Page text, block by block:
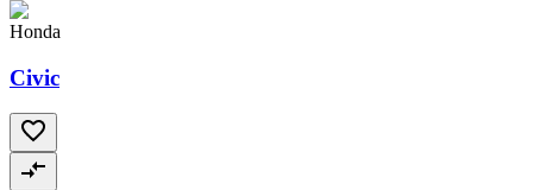
Honda
Civic